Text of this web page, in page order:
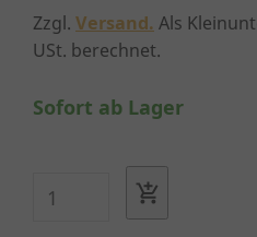
Zzgl. Versand. Als
USt. berechnet.
Sofort ab Lager